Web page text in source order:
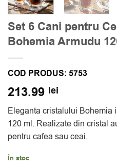
Set 6 Cani pentru
Bohemia Armudu
COD PRODUS: 5753
213.99 lei
Eleganta cristalului Bohemia
120 ml. Realizate din cristal
pentru cafea sau ceai.
În stoc